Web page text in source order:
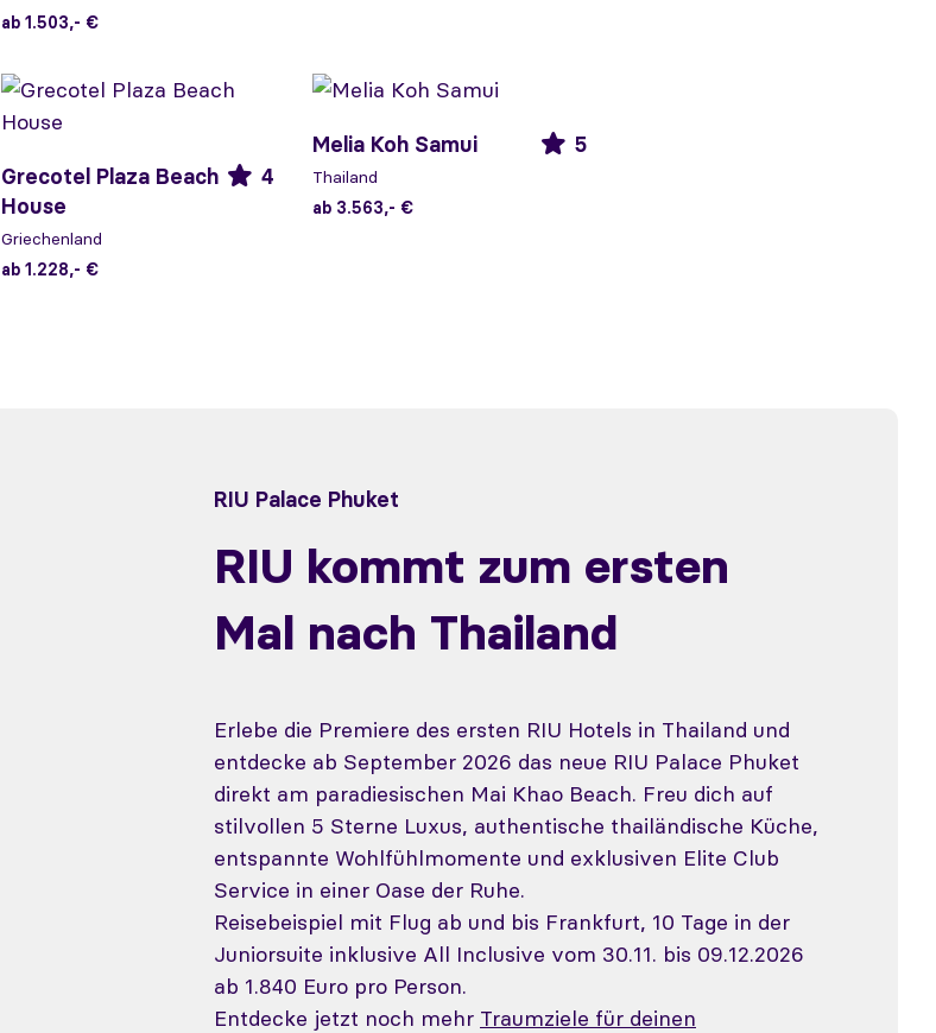
ab 1.503,- €
Grecotel Plaza Beach
House
4
Griechenland
ab 1.228,- €
Melia Koh Samui 5
Thailand
ab 3.563,- €
RIU Palace Phuket
RIU kommt zum ersten
Mal nach Thailand
Erlebe die Premiere des ersten RIU Hotels in Thailand und
entdecke ab September 2026 das neue RIU Palace Phuket
direkt am paradiesischen Mai Khao Beach. Freu dich auf
stilvollen 5 Sterne Luxus, authentische thailändische Küche,
entspannte Wohlfühlmomente und exklusiven Elite Club
Service in einer Oase der Ruhe.
Reisebeispiel mit Flug ab und bis Frankfurt, 10 Tage in der
Juniorsuite inklusive All Inclusive vom 30.11. bis 09.12.2026
ab 1.840 Euro pro Person.
Entdecke jetzt noch mehr Traumziele für deinen